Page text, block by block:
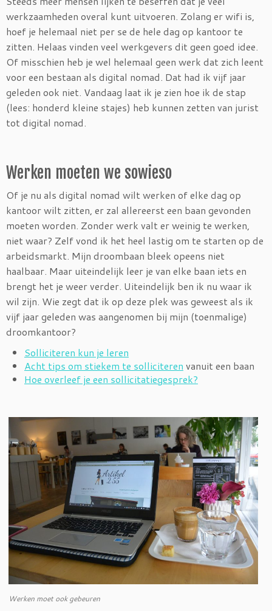
werkzaamheden overal kunt uitvoeren. Zolang er wifi is,
hoef je helemaal niet per se de hele dag op kantoor te
zitten. Helaas vinden veel werkgevers dit geen goed idee.
Of misschien heb je wel helemaal geen werk dat zich leent
voor een bestaan als digital nomad. Dat had ik vijf jaar
geleden ook niet. Vandaag laat ik je zien hoe ik de stap
(lees: honderd kleine stajes) heb kunnen zetten van jurist
tot digital nomad.
Werken moeten we sowieso
Of je nu als digital nomad wilt werken of elke dag op
kantoor wilt zitten, er zal allereerst een baan gevonden
moeten worden. Zonder werk valt er weinig te werken,
niet waar? Zelf vond ik het heel lastig om te starten op de
arbeidsmarkt. Mijn droombaan bleek opeens niet
haalbaar. Maar uiteindelijk leer je van elke baan iets en
brengt het je weer verder. Uiteindelijk ben ik nu waar ik
wil zijn. Wie zegt dat ik op deze plek was geweest als ik
vijf jaar geleden was aangenomen bij mijn (toenmalige)
droomkantoor?
Solliciteren kun je leren
Acht tips om stiekem te solliciteren vanuit een baan
Hoe overleef je een sollicitatiegesprek?
Werken moet ook gebeuren